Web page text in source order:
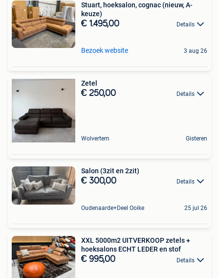
Stuart, hoeksalon, cognac (nieuw, A-
keuze)
€ 1.495,00 Details
Bezoek website 3 aug 26
Zetel
€ 250,00 Details
Wolvertem Gisteren
Salon (3zit en 2zit)
€ 300,00 Details
Oudenaarde+Deel Ooike 25 jul 26
XXL 5000m2 UITVERKOOP zetels +
hoeksalons ECHT LEDER en stof
€ 995,00 Details